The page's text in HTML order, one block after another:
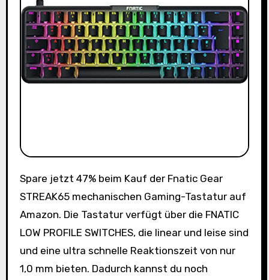
Spare jetzt 47% beim Kauf der Fnatic Gear
STREAK65 mechanischen Gaming-Tastatur auf
Amazon. Die Tastatur verfügt über die FNATIC
LOW PROFILE SWITCHES, die linear und leise sind
und eine ultra schnelle Reaktionszeit von nur
1,0 mm bieten. Dadurch kannst du noch